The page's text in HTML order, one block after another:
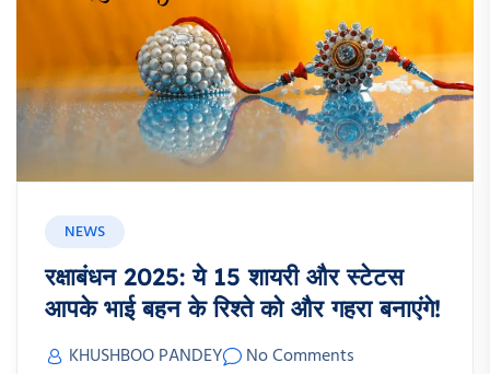
NEWS
रक्षाबंधन 2025: ये 15 शायरी और स्टेटस
आपके भाई बहन के रिश्ते को और गहरा बनाएंगे!
KHUSHBOO PANDEY
No Comments